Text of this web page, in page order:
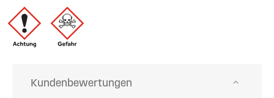
Kundenbewertungen